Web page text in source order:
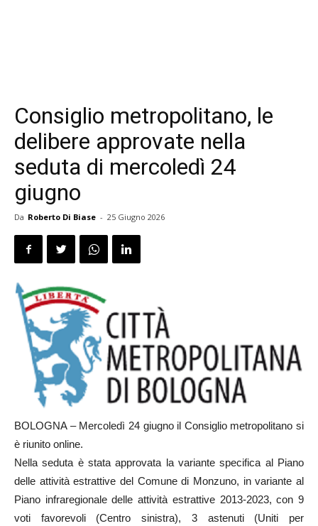
Consiglio metropolitano, le
delibere approvate nella
seduta di mercoledì 24
giugno
Da Roberto Di Biase - 25 Giugno 2026
BOLOGNA – Mercoledì 24 giugno il Consiglio metropolitano si
è riunito online.
Nella seduta è stata approvata la variante specifica al Piano
delle attività estrattive del Comune di Monzuno, in variante al
Piano infraregionale delle attività estrattive 2013-2023, con 9
voti favorevoli (Centro sinistra), 3 astenuti (Uniti per